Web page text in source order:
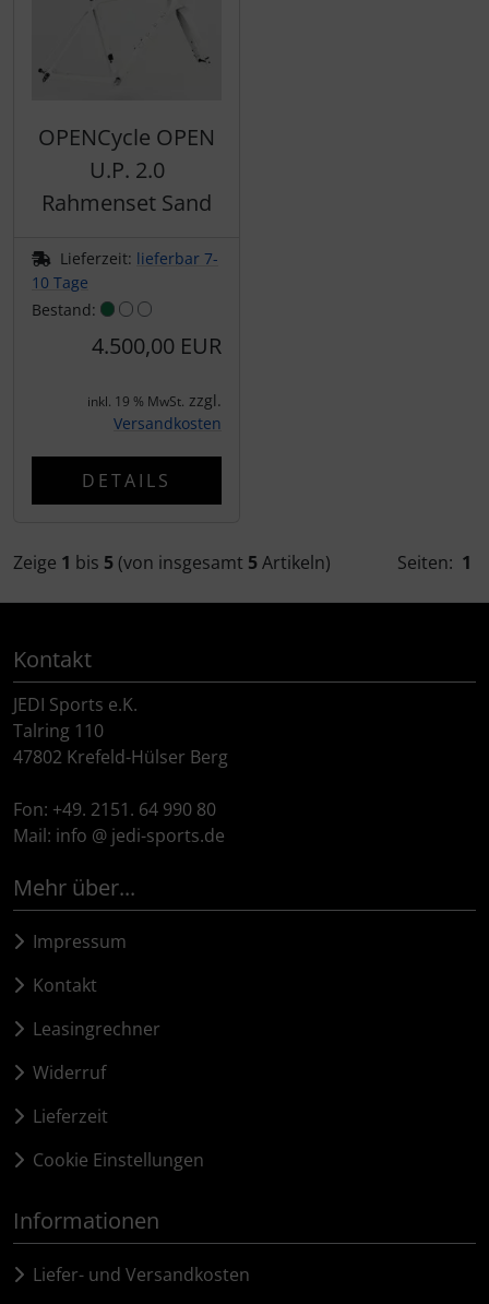
OPENCycle OPEN
U.P. 2.0
Rahmenset Sand
Lieferzeit: lieferbar 7-
10 Tage
Bestand:
4.500,00 EUR
inkl. 19 % MwSt. zzgl.
Versandkosten
DETAILS
Zeige 1 bis 5 (von insgesamt 5Artikeln) Seiten: 1
Kontakt
JEDI Sports e.K.
Talring 110
47802 Krefeld-Hülser Berg
Fon: +49. 2151. 64 990 80
Mail: info @ jedi-sports.de
Mehr über...
Impressum
Kontakt
Leasingrechner
Widerruf
Lieferzeit
Cookie Einstellungen
Informationen
Liefer- und Versandkosten
Prologo
Quarq
React
Reserve
Schwalbe
Shimano
SILCA
SRAM
SRM
Stronglight
THM Carbones
Topeak
tubolito
tune
Vittoria
Voxom
Wahoo